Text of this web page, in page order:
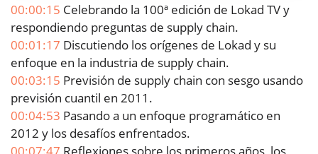
00:00:15 Celebrando la 100ª edición de Lokad TV y
respondiendo preguntas de supply chain.
00:01:17 Discutiendo los orígenes de Lokad y su
enfoque en la industria de supply chain.
00:03:15 Previsión de supply chain con sesgo usando
previsión cuantil en 2011.
00:04:53 Pasando a un enfoque programático en
2012 y los desafíos enfrentados.
00:07:47 Reflexiones sobre los primeros años, los